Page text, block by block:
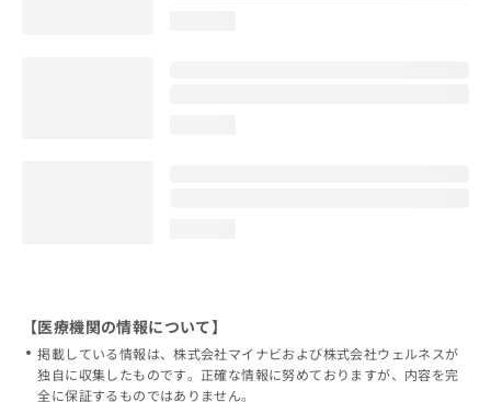
【医療機関の情報について】
掲載している情報は、株式会社マイナビおよび株式会社ウェルネスが
独自に収集したものです。正確な情報に努めておりますが、内容を完
全に保証するものではありません。